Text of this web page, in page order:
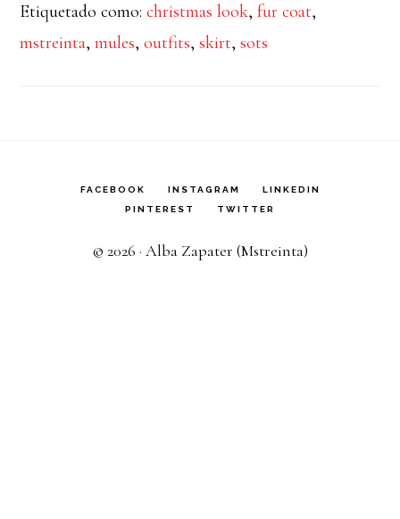
Etiquetado como:christmas look,fur coat,
mstreinta,mules,outfits,skirt,sots
FACEBOOK INSTAGRAM
LINKEDIN
PINTEREST
TWITTER
© 2026 · Alba Zapater (Mstreinta)